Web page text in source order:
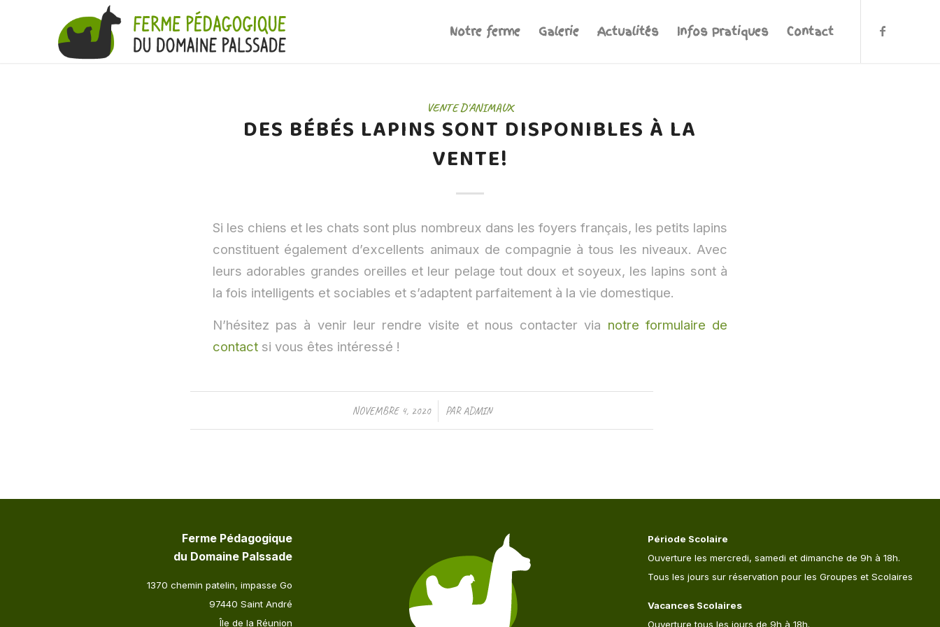
Notre ferme Galerie Actualités Infos Pratiques Contact
VENTE D'ANIMAUX
DES BÉBÉS LAPINS SONT DISPONIBLES À LA
VENTE!
Si les chiens et les chats sont plus nombreux dans les foyers français, les petits lapins
constituent également d’excellents animaux de compagnie à tous les niveaux. Avec
leurs adorables grandes oreilles et leur pelage tout doux et soyeux, les lapins sont à
la fois intelligents et sociables et s’adaptent parfaitement à la vie domestique.
N’hésitez pas à venir leur rendre visite et nous contacter via notre formulaire de
contact si vous êtes intéressé !
NOVEMBRE 4, 2020
/ PARADMIN
Ferme Pédagogique
du Domaine Palssade
1370 chemin patelin, impasse Go
97440 Saint André
Île de la Réunion
Période Scolaire
Ouverture les mercredi, samedi et dimanche de 9h à 18h.
Tous les jours sur réservation pour les Groupes et Scolaires
Vacances Scolaires
Ouverture tous les jours de 9h à 18h.